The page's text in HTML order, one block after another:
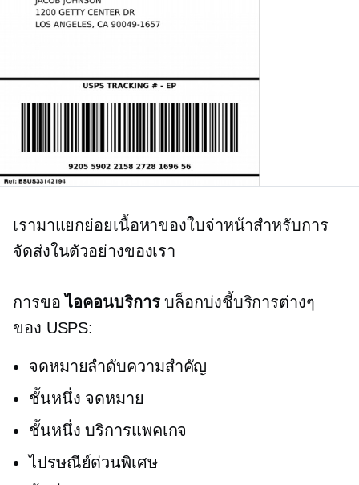
เรามาแยกย่อยเนื้อหาของใบจ่าหน้าสำหรับการ
จัดส่งในตัวอย่างของเรา
การขอไอคอนบริการบล็อกบ่งชี้บริการต่างๆ
ของ USPS:
จดหมายลำดับความสำคัญ
ชั้นหนึ่ง จดหมาย
ชั้นหนึ่ง บริการแพคเกจ
ไปรษณีย์ด่วนพิเศษ